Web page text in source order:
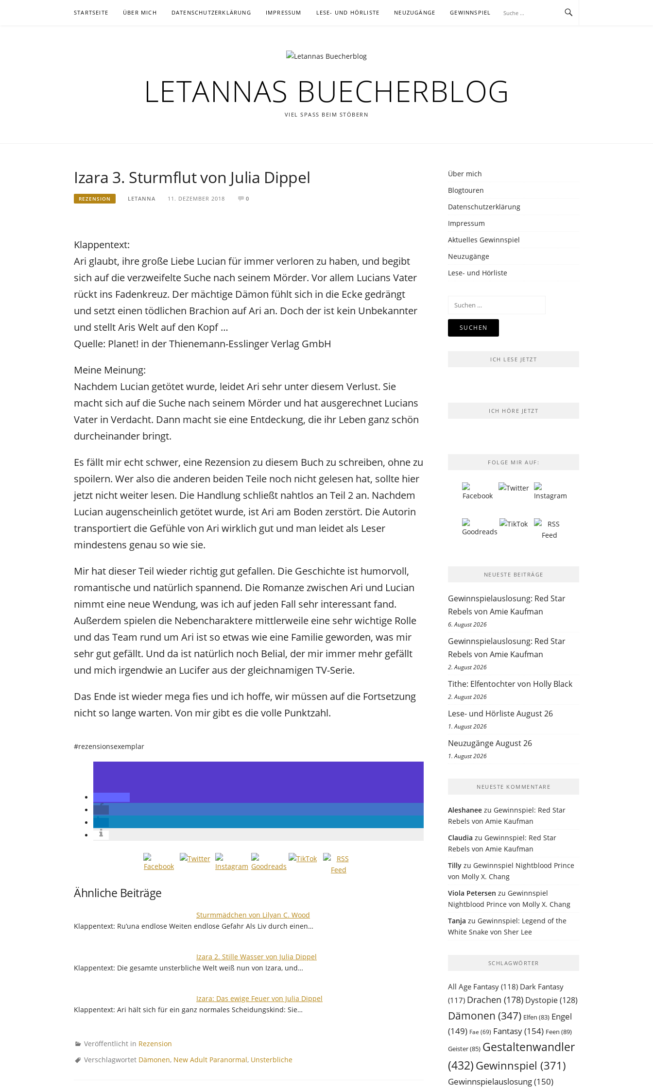
STARTSEITE ÜBER MICH DATENSCHUTZERKLÄRUNG IMPRESSUM LESE- UND HÖRLISTE NEUZUGÄNGE GEWINNSPIEL
LETANNAS BUECHERBLOG
VIEL SPASS BEIM STÖBERN
Izara 3. Sturmflut von Julia Dippel
REZENSION LETANNA 11. DEZEMBER 2018 0
Klappentext:
Ari glaubt, ihre große Liebe Lucian für immer verloren zu haben, und begibt
sich auf die verzweifelte Suche nach seinem Mörder. Vor allem Lucians Vater
rückt ins Fadenkreuz. Der mächtige Dämon fühlt sich in die Ecke gedrängt
und setzt einen tödlichen Brachion auf Ari an. Doch der ist kein Unbekannter
und stellt Aris Welt auf den Kopf …
Quelle: Planet! in der Thienemann-Esslinger Verlag GmbH
Meine Meinung:
Nachdem Lucian getötet wurde, leidet Ari sehr unter diesem Verlust. Sie
macht sich auf die Suche nach seinem Mörder und hat ausgerechnet Lucians
Vater in Verdacht. Dann macht sie eine Entdeckung, die ihr Leben ganz schön
durcheinander bringt.
Es fällt mir echt schwer, eine Rezension zu diesem Buch zu schreiben, ohne zu
spoilern. Wer also die anderen beiden Teile noch nicht gelesen hat, sollte hier
jetzt nicht weiter lesen. Die Handlung schließt nahtlos an Teil 2 an. Nachdem
Lucian augenscheinlich getötet wurde, ist Ari am Boden zerstört. Die Autorin
transportiert die Gefühle von Ari wirklich gut und man leidet als Leser
mindestens genau so wie sie.
Mir hat dieser Teil wieder richtig gut gefallen. Die Geschichte ist humorvoll,
romantische und natürlich spannend. Die Romanze zwischen Ari und Lucian
nimmt eine neue Wendung, was ich auf jeden Fall sehr interessant fand.
Außerdem spielen die Nebencharaktere mittlerweile eine sehr wichtige Rolle
und das Team rund um Ari ist so etwas wie eine Familie geworden, was mir
sehr gut gefällt. Und da ist natürlich noch Belial, der mir immer mehr gefällt
und mich irgendwie an Lucifer aus der gleichnamigen TV-Serie.
Das Ende ist wieder mega fies und ich hoffe, wir müssen auf die Fortsetzung
nicht so lange warten. Von mir gibt es die volle Punktzahl.
#rezensionsexemplar
Ähnliche Beiträge
Sturmmädchen von Lilyan C. Wood
Klappentext: Ru’una endlose Weiten endlose Gefahr Als Liv durch einen…
Izara 2. Stille Wasser von Julia Dippel
Klappentext: Die gesamte unsterbliche Welt weiß nun von Izara, und…
Izara: Das ewige Feuer von Julia Dippel
Klappentext: Ari hält sich für ein ganz normales Scheidungskind: Sie…
Veröffentlicht in Rezension
Verschlagwortet Dämonen, New Adult Paranormal, Unsterbliche
Über mich
Blogtouren
Datenschutzerklärung
Impressum
Aktuelles Gewinnspiel
Neuzugänge
Lese- und Hörliste
Suchen
ICH LESE JETZT
ICH HÖRE JETZT
FOLGE MIR AUF:
NEUESTE BEITRÄGE
Gewinnspielauslosung: Red Star
Rebels von Amie Kaufman
6. August 2026
Gewinnspielauslosung: Red Star
Rebels von Amie Kaufman
2. August 2026
Tithe: Elfentochter von Holly Black
2. August 2026
Lese- und Hörliste August 26
1. August 2026
Neuzugänge August 26
1. August 2026
NEUESTE KOMMENTARE
Aleshanee zu Gewinnspiel: Red Star
Rebels von Amie Kaufman
Claudia zu Gewinnspiel: Red Star
Rebels von Amie Kaufman
Tilly zu Gewinnspiel Nightblood Prince
von Molly X. Chang
Viola Petersen zu Gewinnspiel
Nightblood Prince von Molly X. Chang
Tanja zu Gewinnspiel: Legend of the
White Snake von Sher Lee
SCHLAGWÖRTER
All Age Fantasy (118) Dark Fantasy
(117) Drachen (178) Dystopie(128)
Dämonen (347) Elfen (83) Engel
(149) Fae (69) Fantasy(154) Feen (89)
Geister(85) Gestaltenwandler
(432) Gewinnspiel (371)
Gewinnspielauslosung(150)